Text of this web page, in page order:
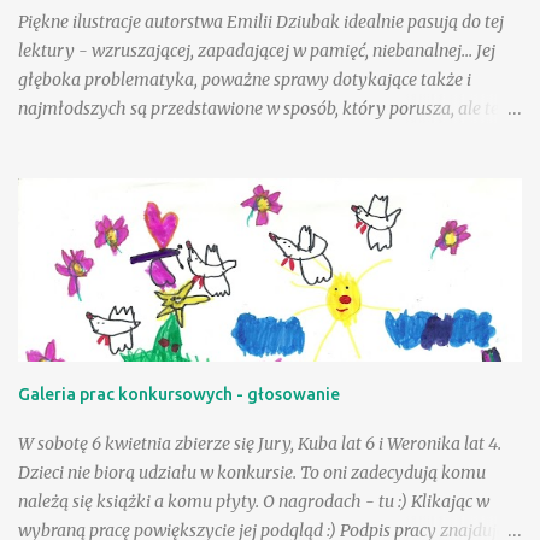
Cuda i dziwy - Wielka księga...
Piękne ilustracje autorstwa Emilii Dziubak idealnie pasują do tej
lektury - wzruszającej, zapadającej w pamięć, niebanalnej... Jej
głęboka problematyka, poważne sprawy dotykające także i
najmłodszych są przedstawione w sposób, który porusza, ale też i
swojej biblioteczce. Andzia - bohaterka książki - była wyjątkowo
szczęśliwą dziewczynką, a wielka w tym zasługa taty, a choć był
jej tak bliski, to paradoksalnie teraz lepiej sobie poradzić w tej
trudnej sytuacji, gdy tak drogiej osoby zabrakło - przeciwnie niż
jej mama. Andzia zauważa, że mama czasem zachowuje się tak, "
jakby zapomniała, że już jest dorosła " - można to różnie
pewno jednak niebagatelne znaczenie ma dla dziewczynki
szczególnej, bo "ptasiej postaci...
Galeria prac konkursowych - głosowanie
W sobotę 6 kwietnia zbierze się Jury, Kuba lat 6 i Weronika lat 4.
Dzieci nie biorą udziału w konkursie. To oni zadecydują komu
należą się książki a komu płyty. O nagrodach - tu :) Klikając w
wybraną pracę powiększycie jej podgląd :) Podpis pracy znajduje